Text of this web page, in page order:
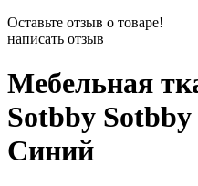
Оставьте отзыв о товаре!
написать отзыв
Мебельная
Sotbby Sotbby
Синий